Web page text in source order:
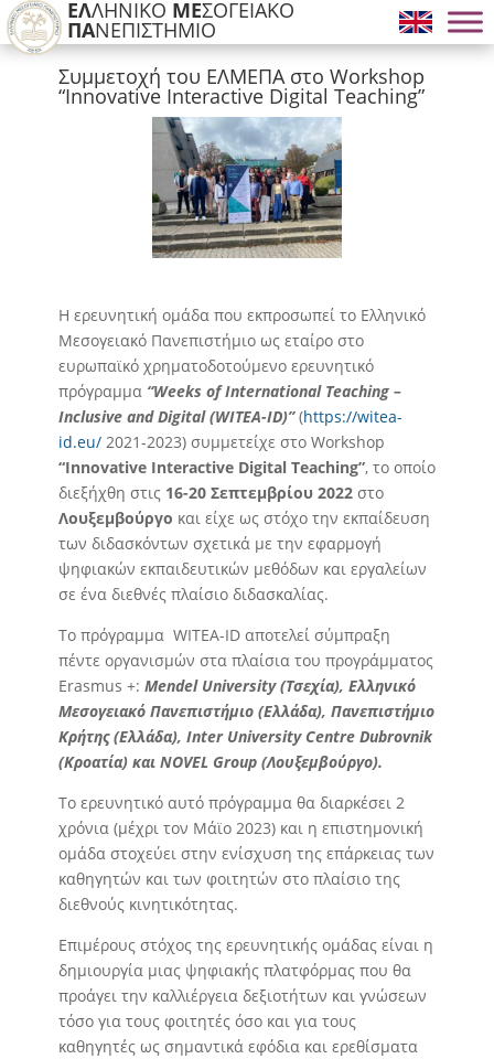
ΕΛΛΗΝΙΚΟ ΜΕΣΟΓΕΙΑΚΟ
ΠΑΝΕΠΙΣΤΗΜΙΟ
Συμμετοχή του ΕΛΜΕΠΑ στο Workshop
“Innovative Interactive Digital Teaching”
H ερευνητική ομάδα που εκπροσωπεί το Ελληνικό
Μεσογειακό Πανεπιστήμιο ως εταίρο στο
ευρωπαϊκό χρηματοδοτούμενο ερευνητικό
πρόγραμμα “Weeks of International Teaching –
Inclusive and Digital (WITEA-ID)”(https://witea-
id.eu/2021-2023) συμμετείχε στο Workshop
“Innovative Interactive Digital Teaching”, το οποίο
διεξήχθη στις 16-20 Σεπτεμβρίου 2022στο
Λουξεμβούργο και είχε ως στόχο την εκπαίδευση
των διδασκόντων σχετικά με την εφαρμογή
ψηφιακών εκπαιδευτικών μεθόδων και εργαλείων
σε ένα διεθνές πλαίσιο διδασκαλίας.
Το πρόγραμμα WITEA-ID αποτελεί σύμπραξη
πέντε οργανισμών στα πλαίσια του προγράμματος
Erasmus +: Mendel University (Τσεχία), Ελληνικό
Μεσογειακό Πανεπιστήμιο (Ελλάδα), Πανεπιστήμιο
Κρήτης (Ελλάδα), Inter University Centre Dubrovnik
(Κροατία) και NOVEL Group (Λουξεμβούργο).
Tο ερευνητικό αυτό πρόγραμμα θα διαρκέσει 2
χρόνια (μέχρι τον Μάϊο 2023) και η επιστημονική
ομάδα στοχεύει στην ενίσχυση της επάρκειας των
καθηγητών και των φοιτητών στο πλαίσιο της
διεθνούς κινητικότητας.
Επιμέρους στόχος της ερευνητικής ομάδας είναι η
δημιουργία μιας ψηφιακής πλατφόρμας που θα
προάγει την καλλιέργεια δεξιοτήτων και γνώσεων
τόσο για τους φοιτητές όσο και για τους
καθηγητές ως σημαντικά εφόδια και ερεθίσματα